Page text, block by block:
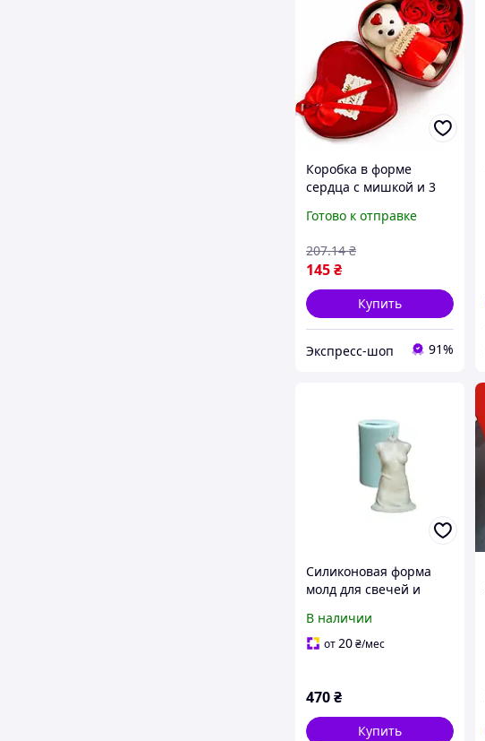
Коробка в форме
сердца с мишкой и 3
Мыльные розы с
набор для любимой
Готово к отправке
145₴
207.14 ₴
Купить
Экспресс-шоп 91%
Силиконовая форма
молд для свечей и
платье
В наличии
от20₴/мес
470₴
Купить